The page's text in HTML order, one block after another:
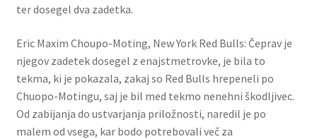
ter dosegel dva zadetka.
Eric Maxim Choupo-Moting, New York Red Bulls: Čeprav je
njegov zadetek dosegel z enajstmetrovke, je bila to
tekma, ki je pokazala, zakaj so Red Bulls hrepeneli po
Chuopo-Motingu, saj je bil med tekmo nenehni škodljivec.
Od zabijanja do ustvarjanja priložnosti, naredil je po
malem od vsega, kar bodo potrebovali več za